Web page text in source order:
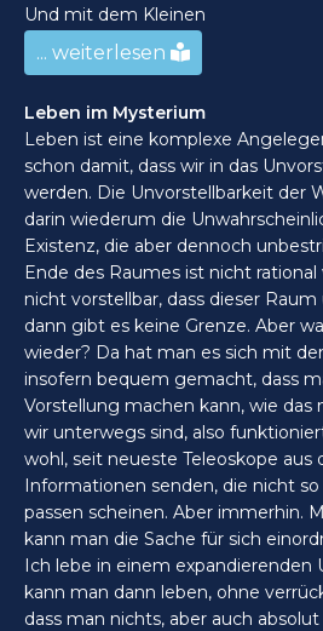
Und mit dem Kleinen
... weiterlesen
Leben im Mysterium
Leben ist eine komplexe
schon damit, dass wir in das
werden. Die Unvorstellbarkeit der
darin wiederum die
Existenz, die aber dennoch
Ende des Raumes ist nicht
nicht vorstellbar, dass dieser
dann gibt es keine Grenze. Aber
wieder? Da hat man es sich mit
insofern bequem gemacht, dass
Vorstellung machen kann, wie
wir unterwegs sind, also
wohl, seit neueste Teleoskope aus
Informationen senden, die nicht
passen scheinen. Aber immerhin.
kann man die Sache für sich
Ich lebe in einem expandierenden
kann man dann leben, ohne
dass man nichts, aber auch